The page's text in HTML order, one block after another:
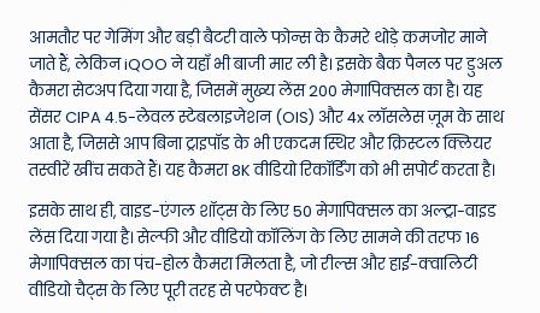
आमतौर पर गेमिंग और बड़ी बैटरी वाले फोन्स के कैमरे थोड़े कमजोर माने
जाते हैं, लेकिन iQOO ने यहाँ भी बाजी मार ली है। इसके बैक पैनल पर डुअल
कैमरा सेटअप दिया गया है, जिसमें मुख्य लेंस 200 मेगापिक्सल का है। यह
सेंसर CIPA 4.5-लेवल स्टेबलाइजेशन (OIS) और 4x लॉसलेस ज़ूम के साथ
आता है, जिससे आप बिना ट्राइपॉड के भी एकदम स्थिर और क्रिस्टल क्लियर
तस्वीरें खींच सकते हैं। यह कैमरा 8K वीडियो रिकॉर्डिंग को भी सपोर्ट करता है।
इसके साथ ही, वाइड-एंगल शॉट्स के लिए 50 मेगापिक्सल का अल्ट्रा-वाइड
लेंस दिया गया है। सेल्फी और वीडियो कॉलिंग के लिए सामने की तरफ 16
मेगापिक्सल का पंच-होल कैमरा मिलता है, जो रील्स और हाई-क्वालिटी
वीडियो चैट्स के लिए पूरी तरह से परफेक्ट है।